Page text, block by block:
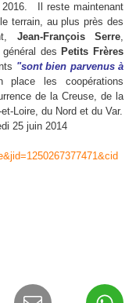
2016. Il reste maintenant
terrain, au plus près des
Jean-François Serre,
des Petits Frères
"sont bien parvenus à
les coopérations
de la Creuse, de la
Loire, du Nord et du Var.
25 juin 2014